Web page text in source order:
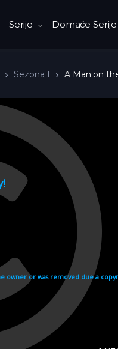
Serije Domaće Serije
Sezona 1 A Man on